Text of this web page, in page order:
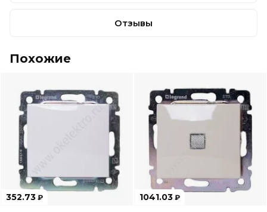
Отзывы
Похожие
352.73 ₽ 1041.03 ₽